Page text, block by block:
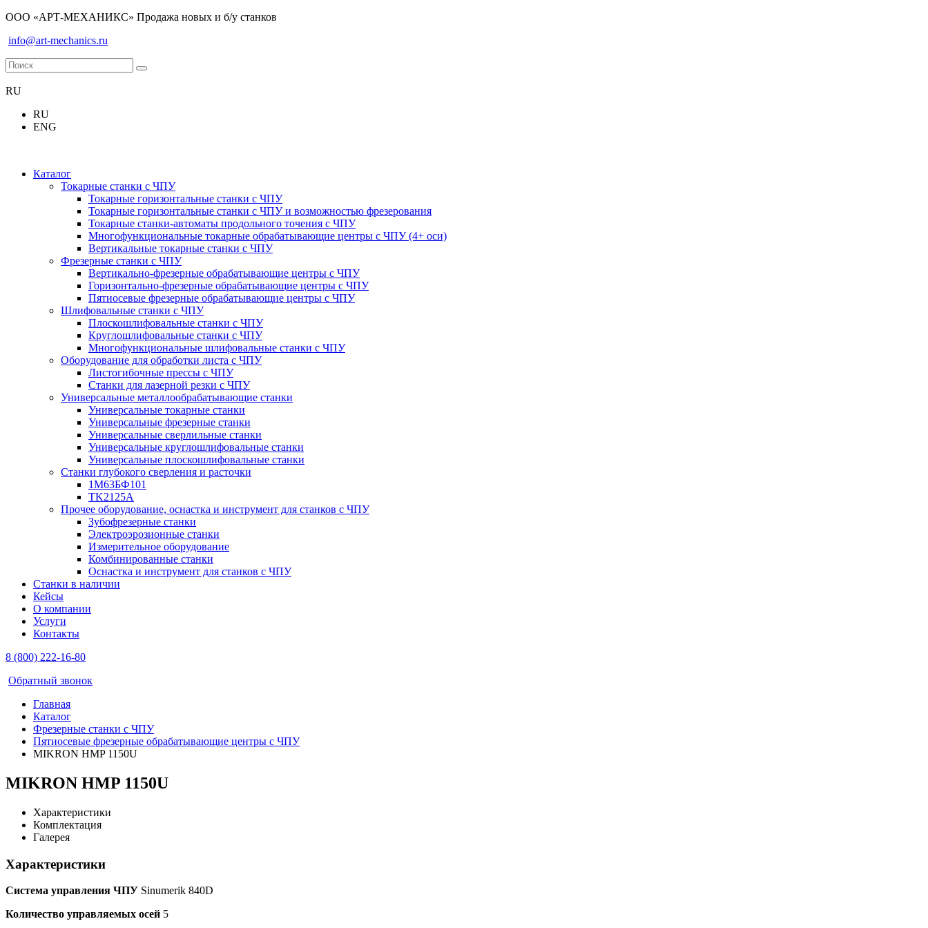
ООО «АРТ-МЕХАНИКС» Продажа новых и б/у станков
info@art-mechanics.ru
RU
RU
ENG
Каталог
Токарные станки с ЧПУ
Токарные горизонтальные станки с ЧПУ
Токарные горизонтальные станки с ЧПУ и возможностью фрезерования
Токарные станки-автоматы продольного точения с ЧПУ
Многофункциональные токарные обрабатывающие центры с ЧПУ (4+ оси)
Вертикальные токарные станки с ЧПУ
Фрезерные станки с ЧПУ
Вертикально-фрезерные обрабатывающие центры с ЧПУ
Горизонтально-фрезерные обрабатывающие центры с ЧПУ
Пятиосевые фрезерные обрабатывающие центры с ЧПУ
Шлифовальные станки с ЧПУ
Плоскошлифовальные станки с ЧПУ
Круглошлифовальные станки с ЧПУ
Многофункциональные шлифовальные станки с ЧПУ
Оборудование для обработки листа с ЧПУ
Листогибочные прессы с ЧПУ
Станки для лазерной резки с ЧПУ
Универсальные металлообрабатывающие станки
Универсальные токарные станки
Универсальные фрезерные станки
Универсальные сверлильные станки
Универсальные круглошлифовальные станки
Универсальные плоскошлифовальные станки
Станки глубокого сверления и расточки
1М63БФ101
TK2125A
Прочее оборудование, оснастка и инструмент для станков с ЧПУ
Зубофрезерные станки
Электроэрозионные станки
Измерительное оборудование
Комбинированные станки
Оснастка и инструмент для станков с ЧПУ
Станки в наличии
Кейсы
О компании
Услуги
Контакты
8 (800) 222-16-80
Обратный звонок
Главная
Каталог
Фрезерные станки с ЧПУ
Пятиосевые фрезерные обрабатывающие центры с ЧПУ
MIKRON HMP 1150U
MIKRON HMP 1150U
Характеристики
Комплектация
Галерея
Характеристики
Система управления ЧПУ Sinumerik 840D
Количество управляемых осей 5